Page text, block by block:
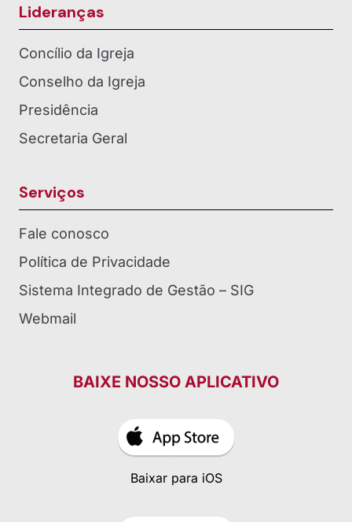
Lideranças
Concílio da Igreja
Conselho da Igreja
Presidência
Secretaria Geral
Serviços
Fale conosco
Política de Privacidade
Sistema Integrado de Gestão – SIG
Webmail
BAIXE NOSSO APLICATIVO
Baixar para iOS